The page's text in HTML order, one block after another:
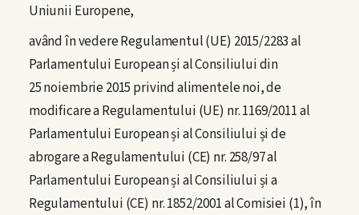
Documentare
Legislație România
Legislație Uniunea Europeană
Ghiduri oficiale
Uniunii Europene,
având în vedere Regulamentul (UE) 2015/2283 al
Parlamentului European și al Consiliului din
25 noiembrie 2015 privind alimentele noi, de
modificare a Regulamentului (UE) nr. 1169/2011 al
Parlamentului European și al Consiliului și de
abrogare a Regulamentului (CE) nr. 258/97 al
Parlamentului European și al Consiliului și a
Regulamentului (CE) nr. 1852/2001 al Comisiei (1), în